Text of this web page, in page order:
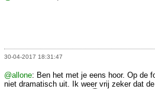
30-04-2017 18:31:47
@allone: Ben het met je eens hoor. Op de
niet dramatisch uit. Ik weer vrij zeker dat